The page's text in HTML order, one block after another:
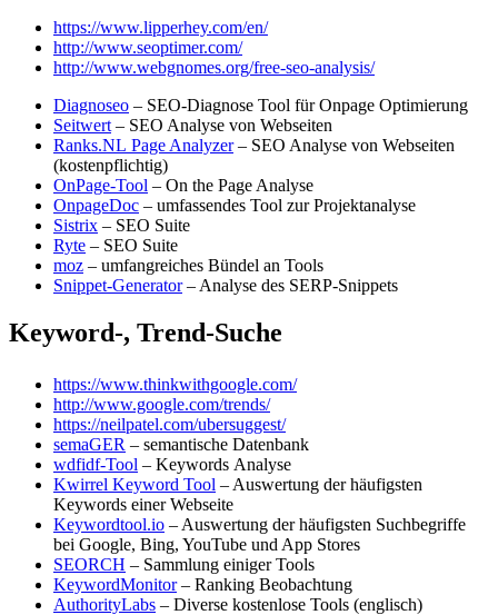
https://www.lipperhey.com/en/
http://www.seoptimer.com/
http://www.webgnomes.org/free-seo-analysis/
Diagnoseo – SEO-Diagnose Tool für Onpage Optimierung
Seitwert – SEO Analyse von Webseiten
Ranks.NL Page Analyzer– SEO Analyse von Webseiten
(kostenpflichtig)
OnPage-Tool – On the Page Analyse
OnpageDoc – umfassendes Tool zur Projektanalyse
Sistrix – SEO Suite
Ryte – SEO Suite
moz – umfangreiches Bündel an Tools
Snippet-Generator– Analyse des SERP-Snippets
Keyword-, Trend-Suche
https://www.thinkwithgoogle.com/
http://www.google.com/trends/
https://neilpatel.com/ubersuggest/
semaGER – semantische Datenbank
wdfidf-Tool – Keywords Analyse
Kwirrel Keyword Tool – Auswertung der häufigsten
Keywords einer Webseite
Keywordtool.io – Auswertung der häufigsten Suchbegriffe
bei Google, Bing, YouTube und App Stores
SEORCH – Sammlung einiger Tools
KeywordMonitor– Ranking Beobachtung
AuthorityLabs – Diverse kostenlose Tools (englisch)